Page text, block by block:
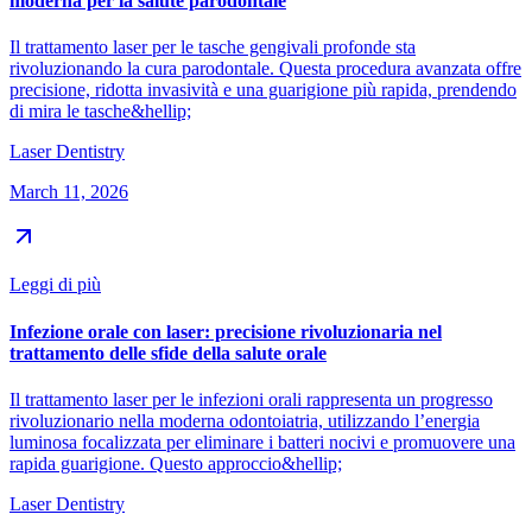
Il trattamento laser per le tasche gengivali profonde sta
rivoluzionando la cura parodontale. Questa procedura avanzata offre
precisione, ridotta invasività e una guarigione più rapida, prendendo
di mira le tasche&hellip;
Laser Dentistry
March 11, 2026
Leggi di più
Infezione orale con laser: precisione rivoluzionaria nel
trattamento delle sfide della salute orale
Il trattamento laser per le infezioni orali rappresenta un progresso
rivoluzionario nella moderna odontoiatria, utilizzando l’energia
luminosa focalizzata per eliminare i batteri nocivi e promuovere una
rapida guarigione. Questo approccio&hellip;
Laser Dentistry